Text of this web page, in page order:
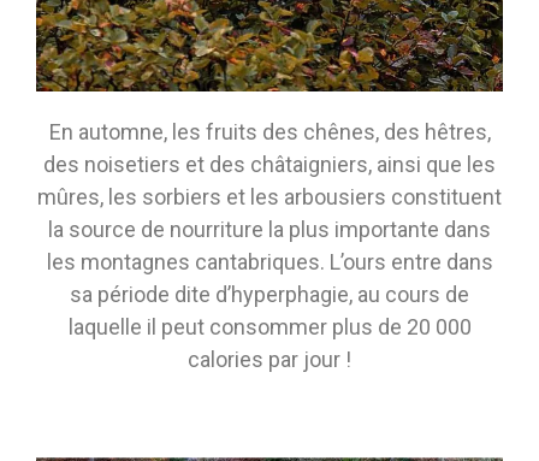
En automne, les fruits des chênes, des hêtres,
des noisetiers et des châtaigniers, ainsi que les
mûres, les sorbiers et les arbousiers constituent
la source de nourriture la plus importante dans
les montagnes cantabriques. L’ours entre dans
sa période dite d’hyperphagie, au cours de
laquelle il peut consommer plus de 20 000
calories par jour !